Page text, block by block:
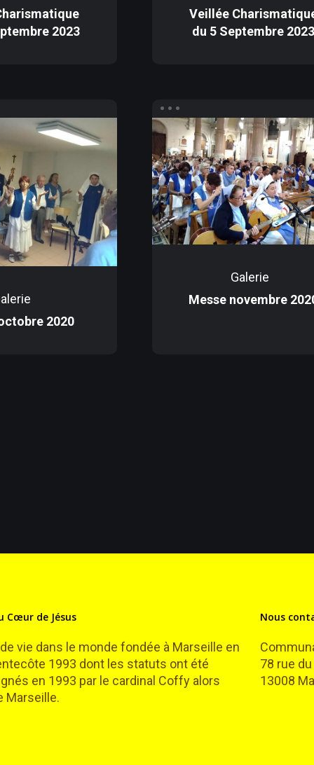
2023
Veillée
du 5 Septembre 2023
2020
Galerie
Messe novembre
Cœur de Jésus
vie dans le monde fondée à Marseille en
1993 dont les statuts ont été
en 1993 par le cardinal Coffy alors
Marseille.
Nous
78 rue
13008